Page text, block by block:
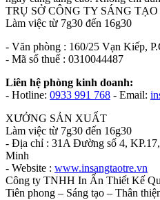
TRỤ SỞ CÔNG TY SÁNG TẠO
Làm việc từ 7g30 đến 16g30
- Văn phòng : 160/25 Vạn Kiếp,
- Mã số thuế : 0310044487
Liên hệ phòng kinh doanh:
- Hotline: 0933 991 768 - Email:
XƯỞNG SẢN XUẤT
Làm việc từ 7g30 đến 16g30
- Địa chỉ : 31A Đường số 4,
Minh
- Website : www.insangtaotre.vn
Công ty TNHH In Ấn Thiết Kế
Tiên phong – Sáng tạo – Thân